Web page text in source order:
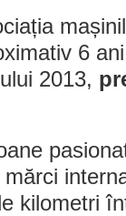
6
2013,
kilometri